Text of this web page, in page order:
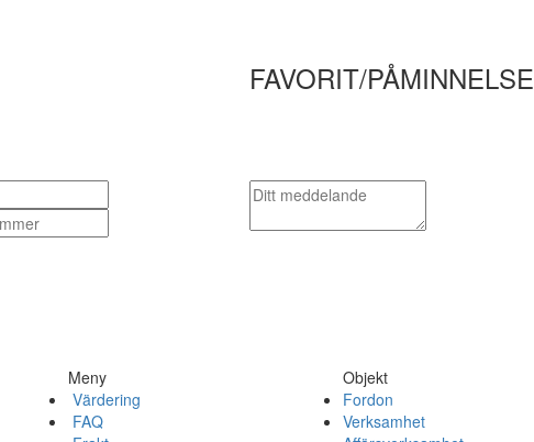
FAVORIT/PÅMINNELSE
Meny
Värdering
FAQ
Objekt
Fordon
Verksamhet